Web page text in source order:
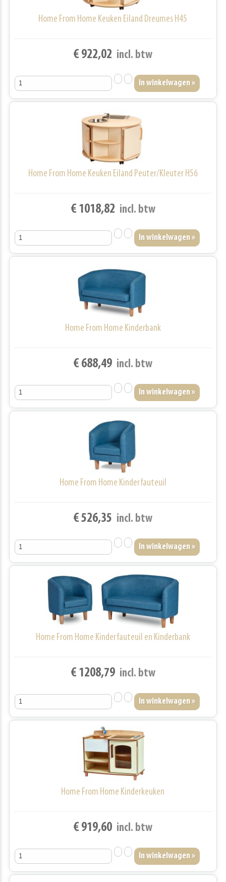
Home From Home Keuken Eiland Dreumes H45
€ 922,02 incl. btw
Home From Home Keuken Eiland Peuter/Kleuter H56
€ 1018,82 incl. btw
Home From Home Kinderbank
€ 688,49 incl. btw
Home From Home Kinderfauteuil
€ 526,35 incl. btw
Home From Home Kinderfauteuil en Kinderbank
€ 1208,79 incl. btw
Home From Home Kinderkeuken
€ 919,60 incl. btw